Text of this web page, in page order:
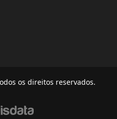
os direitos reservados.